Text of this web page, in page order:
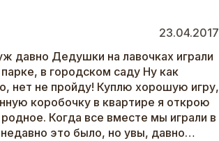
23.04.2017
давно Дедушки на лавочках играли
в городском саду Ну как
нет не пройду! Куплю хорошую игру,
коробочку в квартире я открою
Когда все вместе мы играли в
это было, но увы, давно…